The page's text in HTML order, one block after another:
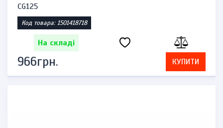
CG125
Код товара: 1501418718
На складі
966грн. КУПИТИ